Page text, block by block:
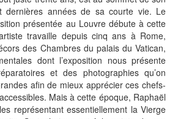
dernières années de sa courte vie. Le
présentée au Louvre débute à cette
travaille depuis cinq ans à Rome,
des Chambres du palais du Vatican,
dont l’exposition nous présente
et des photographies qu’on
afin de mieux apprécier ces chefs-
Mais à cette époque, Raphaël
représentant essentiellement la Vierge